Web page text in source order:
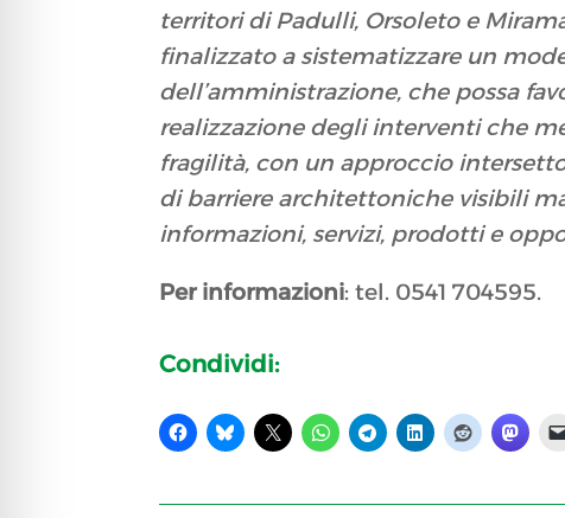
territori di Padulli, Orsoleto e
finalizzato a sistematizzare un
dell’amministrazione, che possa
realizzazione degli interventi che
fragilità, con un approccio
di barriere architettoniche visibili
informazioni, servizi, prodotti e
Per informazioni: tel. 0541 704595.
Condividi: